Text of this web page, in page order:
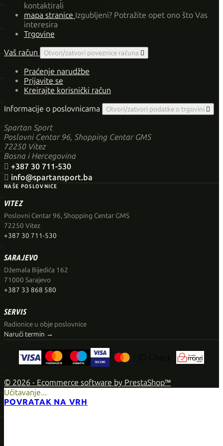
kontaktirali
mapa stranice Izgubljeni? Potražite opet ono što Vas
interesira
Trgovine
Vaš račun
Otvori/zatvori poveznice računa 
Praćenje narudžbe
Prijavite se
Kreirajte korisnički račun
Informacije o poslovnicama
Otvori/zatvori podatke o trgovini 
Spartan Sport
Poslovni Centar 96, Shopping Centar GMS
72250 Vitez
Bosna i Hercegovina
 +387 30 711-530
 info@spartansport.ba
NAŠE POSLOVNICE
VITEZ
Poslovni Centar 96, Shopping Centar GMS
72250 Vitez
+387 30 711-530
SARAJEVO
Džemala Bijedića 162
71000 Sarajevo
+387 33 868 580
SERVIS
Radionice u obje poslovnice
Naruči termin →
© 2026 - Ecommerce software by PrestaShop™
Učitavanje...
POVRATAK NA VRH